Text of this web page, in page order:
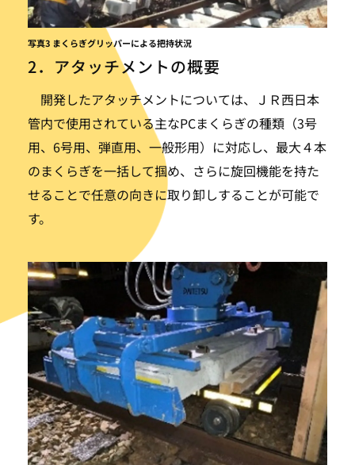
写真3 まくらぎグリッパーによる把持状況
2．アタッチメントの概要
開発したアタッチメントについては、ＪＲ西日本
管内で使用されている主なPCまくらぎの種類（3号
用、6号用、弾直用、一般形用）に対応し、最大４本
のまくらぎを一括して掴め、さらに旋回機能を持た
せることで任意の向きに取り卸しすることが可能で
す。